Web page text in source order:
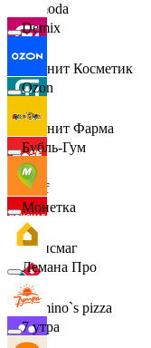
Lamoda
Магнит Косметик
Магнит Фарма
Hoff
Офисмаг
Domino`s pizza
Demix
Ozon
Бубль-Гум
Монетка
Лемана Про
7 утра